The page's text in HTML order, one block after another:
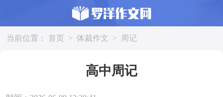
当前位置： 首页 > 体裁作文 > 周记
高中周记